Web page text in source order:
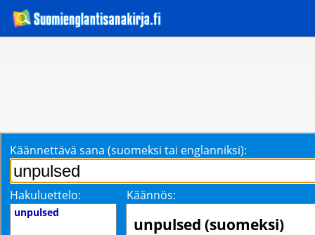
Käännettävä sana (suomeksi tai englanniksi):
Hakuluettelo: Käännös:
unpulsed
unpulsed (suomeksi)